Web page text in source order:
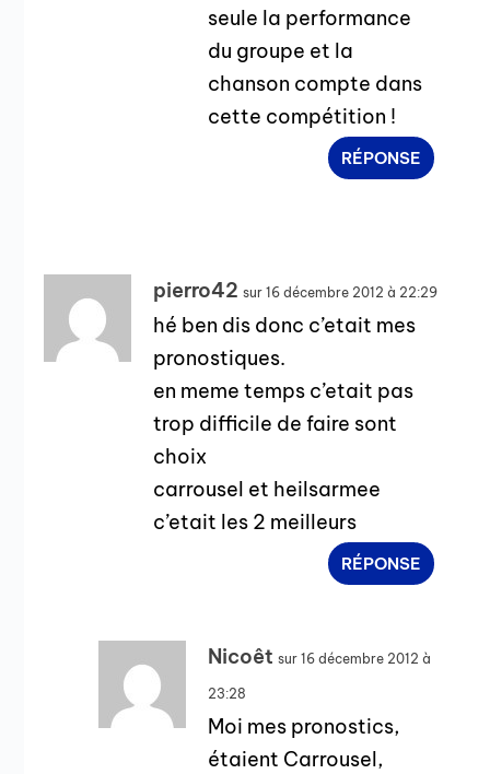
seule la performance
du groupe et la
chanson compte dans
cette compétition !
RÉPONSE
pierro42 sur 16 décembre 2012 à 22:29
hé ben dis donc c’etait mes
pronostiques.
en meme temps c’etait pas
trop difficile de faire sont
choix
carrousel et heilsarmee
c’etait les 2 meilleurs
RÉPONSE
Nicoêt sur 16 décembre 2012 à
23:28
Moi mes pronostics,
étaient Carrousel,